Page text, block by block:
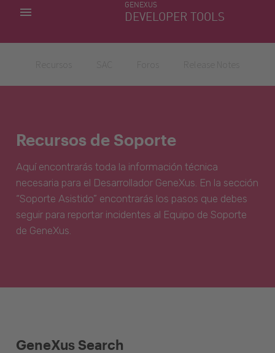
GENEXUS
DEVELOPER TOOLS
MIS APLICACIONES
Recursos de Soporte
Aquí encontrarás toda la información técnica
necesaria para el Desarrollador GeneXus. En la sección
“Soporte Asistido” encontrarás los pasos que debes
seguir para reportar incidentes al Equipo de Soporte
de GeneXus.
GeneXus Search